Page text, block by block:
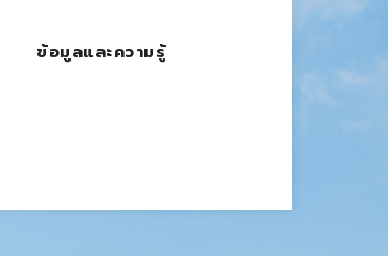
ข้อมูลและความรู้